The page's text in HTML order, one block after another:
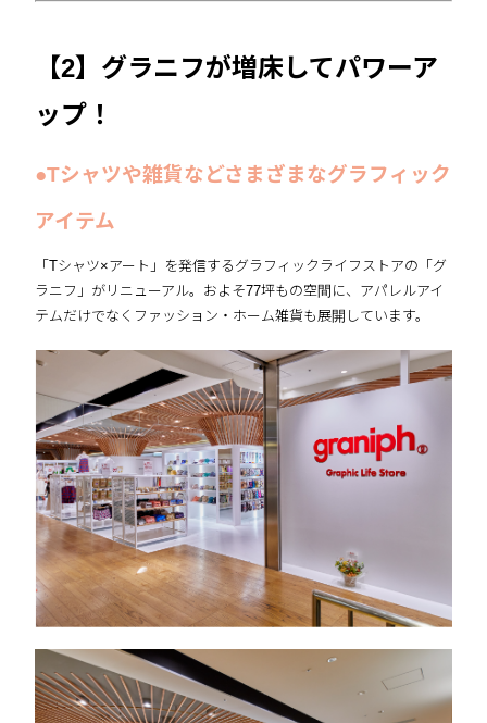
【2】グラニフが増床してパワーア
ップ！
●Tシャツや雑貨などさまざまなグラフィック
アイテム
「Tシャツ×アート」を発信するグラフィックライフストアの「グ
ラニフ」がリニューアル。およそ77坪もの空間に、アパレルアイ
テムだけでなくファッション・ホーム雑貨も展開しています。